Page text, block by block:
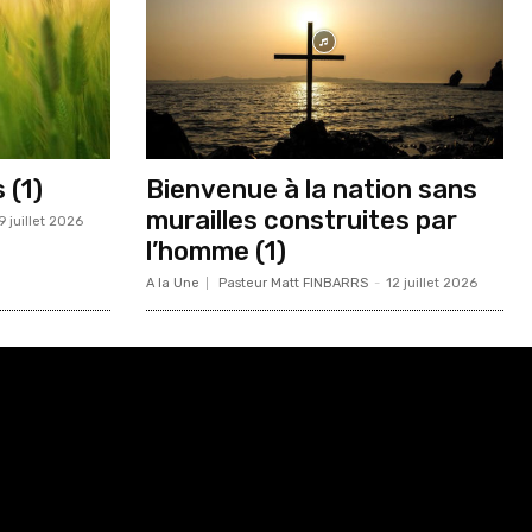
(1)
juillet 2026
Bienvenue à la nation sans
murailles construites par
l’homme (1)
A la Une Pasteur Matt FINBARRS - 12 juillet 2026